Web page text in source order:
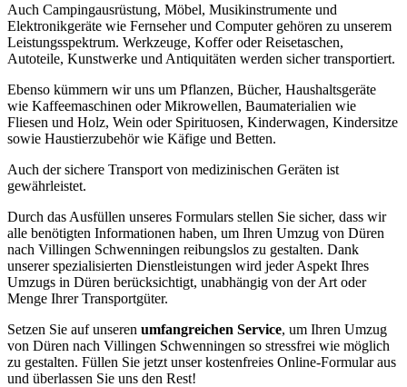
Auch Campingausrüstung, Möbel, Musikinstrumente und
Elektronikgeräte wie Fernseher und Computer gehören zu unserem
Leistungsspektrum. Werkzeuge, Koffer oder Reisetaschen,
Autoteile, Kunstwerke und Antiquitäten werden sicher transportiert.
Ebenso kümmern wir uns um Pflanzen, Bücher, Haushaltsgeräte
wie Kaffeemaschinen oder Mikrowellen, Baumaterialien wie
Fliesen und Holz, Wein oder Spirituosen, Kinderwagen, Kindersitze
sowie Haustierzubehör wie Käfige und Betten.
Auch der sichere Transport von medizinischen Geräten ist
gewährleistet.
Durch das Ausfüllen unseres Formulars stellen Sie sicher, dass wir
alle benötigten Informationen haben, um Ihren Umzug von Düren
nach Villingen Schwenningen⁠ reibungslos zu gestalten. Dank
unserer spezialisierten Dienstleistungen wird jeder Aspekt Ihres
Umzugs in Düren berücksichtigt, unabhängig von der Art oder
Menge Ihrer Transportgüter.
Setzen Sie auf unseren umfangreichen Service, um Ihren Umzug
von Düren nach Villingen Schwenningen⁠ so stressfrei wie möglich
zu gestalten. Füllen Sie jetzt unser kostenfreies Online-Formular aus
und überlassen Sie uns den Rest!